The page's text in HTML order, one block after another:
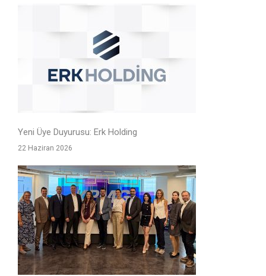
Yeni Üye Duyurusu: Erk Holding
22 Haziran 2026